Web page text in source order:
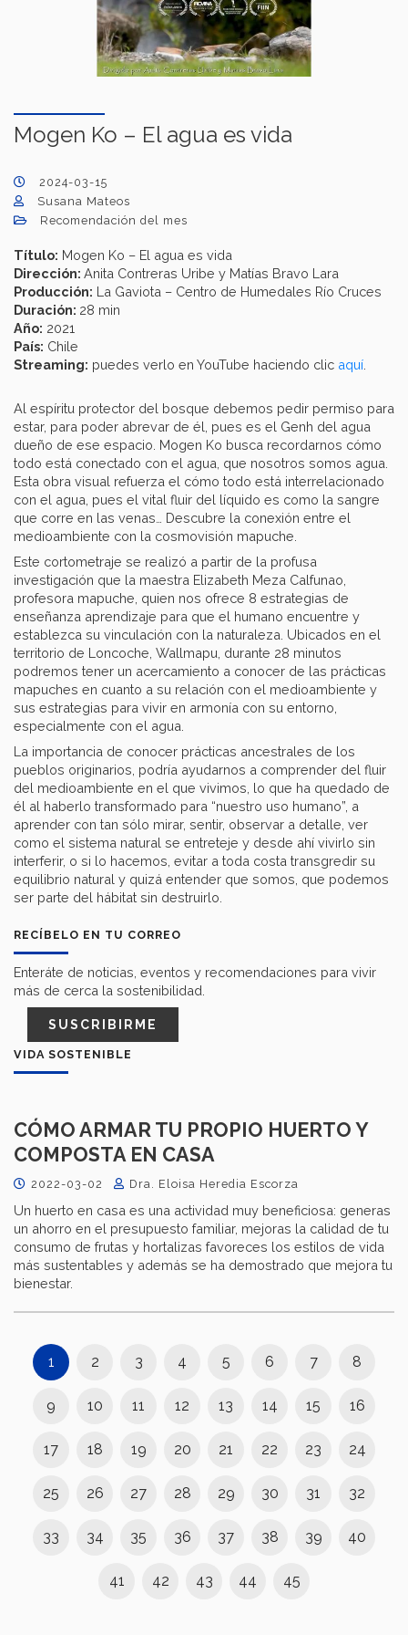
Mogen Ko – El agua es vida
2024-03-15
Susana Mateos
Recomendación del mes
Título: Mogen Ko – El agua es vida
Dirección: Anita Contreras Uribe y Matías Bravo Lara
Producción: La Gaviota – Centro de Humedales Río Cruces
Duración: 28 min
Año: 2021
País: Chile
Streaming: puedes verlo en YouTube haciendo clic aquí
Al espíritu protector del bosque debemos pedir permiso para
estar, para poder abrevar de él, pues es el Genh del agua
dueño de ese espacio. Mogen Ko busca recordarnos cómo
todo está conectado con el agua, que nosotros somos agua.
Esta obra visual refuerza el cómo todo está interrelacionado
con el agua, pues el vital fluir del líquido es como la sangre
que corre en las venas… Descubre la conexión entre el
medioambiente con la cosmovisión mapuche.
Este cortometraje se realizó a partir de la profusa
investigación que la maestra Elizabeth Meza Calfunao,
profesora mapuche, quien nos ofrece 8 estrategias de
enseñanza aprendizaje para que el humano encuentre y
establezca su vinculación con la naturaleza. Ubicados en el
territorio de Loncoche, Wallmapu, durante 28 minutos
podremos tener un acercamiento a conocer de las prácticas
mapuches en cuanto a su relación con el medioambiente y
sus estrategias para vivir en armonía con su entorno,
especialmente con el agua.
La importancia de conocer prácticas ancestrales de los
pueblos originarios, podría ayudarnos a comprender del fluir
del medioambiente en el que vivimos, lo que ha quedado de
él al haberlo transformado para “nuestro uso humano”, a
aprender con tan sólo mirar, sentir, observar a detalle, ver
como el sistema natural se entreteje y desde ahí vivirlo sin
interferir, o si lo hacemos, evitar a toda costa transgredir su
equilibrio natural y quizá entender que somos, que podemos
ser parte del hábitat sin destruirlo.
RECÍBELO EN TU CORREO
Enteráte de noticias, eventos y recomendaciones para vivir
más de cerca la sostenibilidad.
SUSCRIBIRME
VIDA SOSTENIBLE
CÓMO ARMAR TU PROPIO HUERTO Y
COMPOSTA EN CASA
2022-03-02 Dra. Eloisa Heredia Escorza
Un huerto en casa es una actividad muy beneficiosa: generas
un ahorro en el presupuesto familiar, mejoras la calidad de tu
consumo de frutas y hortalizas favoreces los estilos de vida
más sustentables y además se ha demostrado que mejora tu
bienestar.
1 2 3 4 5 6 7 8
9 10 11 12 13 14 15 16
17 18 19 20 21 22 23 24
25 26 27 28 29 30 31 32
33 34 35 36 37 38 39 40
41 42 43 44 45